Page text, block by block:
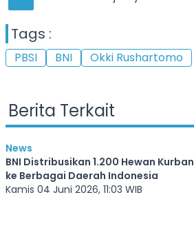
Tags :
PBSI BNI Okki Rushartomo
Berita Terkait
News
BNI Distribusikan 1.200 Hewan Kurban
ke Berbagai Daerah Indonesia
Kamis 04 Juni 2026, 11:03 WIB